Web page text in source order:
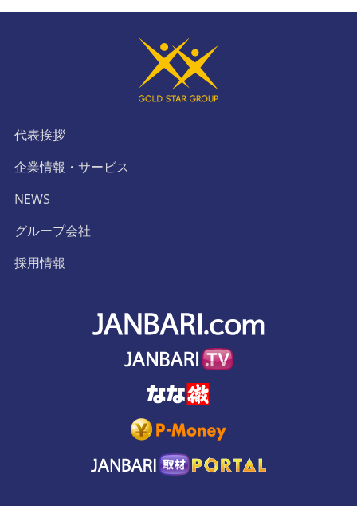
代表挨拶
企業情報・サービス
NEWS
グループ会社
採用情報